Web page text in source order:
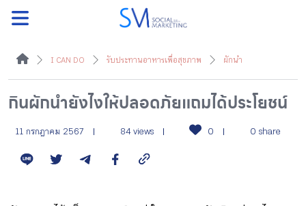
ค้นหา
หน้าแรกแคมเปญ
I CAN DO รับประทานอาหารเพื่อสุขภาพ ผักนำ
กินผักนำยังไงให้ปลอดภัยแถมได้ประโยชน์
11 กรกฎาคม 2567 84 views 0 0 share